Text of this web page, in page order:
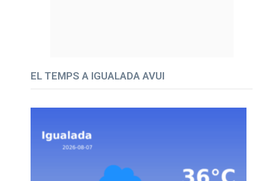
EL TEMPS A IGUALADA AVUI